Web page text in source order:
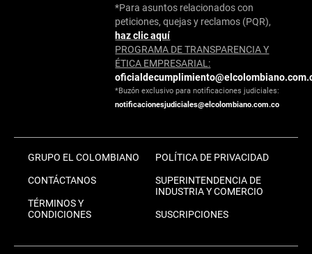
*Para asuntos relacionados con
peticiones, quejas y reclamos (PQR),
haz clic aquí
PROGRAMA DE TRANSPARENCIA Y
ÉTICA EMPRESARIAL:
*Buzón exclusivo para notificaciones judiciales:
notificacionesjudiciales@elcolombiano.com.co
GRUPO EL COLOMBIANO
CONTÁCTANOS
TÉRMINOS Y
CONDICIONES
POLÍTICA DE PRIVACIDAD
SUPERINTENDENCIA DE
INDUSTRIA Y COMERCIO
SUSCRIPCIONES